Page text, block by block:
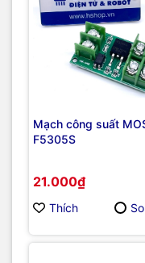
Mạch công suất
F5305S
21.000₫
Thích